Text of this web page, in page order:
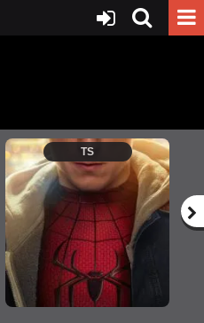
TS